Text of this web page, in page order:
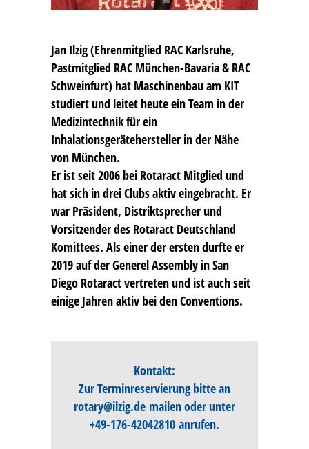
Jan Ilzig(Ehrenmitglied RAC Karlsruhe,
Pastmitglied RAC München-Bavaria & RAC
Schweinfurt) hat Maschinenbau am KIT
studiert und leitet heute ein Team in der
Medizintechnik für ein
Inhalationsgerätehersteller in der Nähe
von München.
Er ist seit 2006 bei Rotaract Mitglied und
hat sich in drei Clubs aktiv eingebracht. Er
war Präsident, Distriktsprecher und
Vorsitzender des Rotaract Deutschland
Komittees. Als einer der ersten durfte er
2019 auf der Generel Assembly in San
Diego Rotaract vertreten und ist auch seit
einige Jahren aktiv bei den Conventions.
Kontakt:
Zur Terminreservierung bitte an
rotary@ilzig.de mailen oder unter
+49-176-42042810 anrufen.